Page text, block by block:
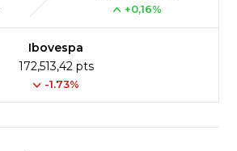
+0,16%
Ibovespa
172,513,42 pts
-1.73%